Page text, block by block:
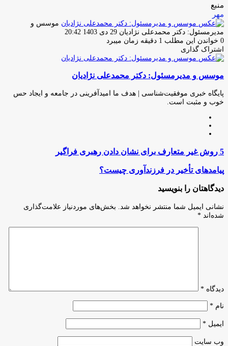
منبع
مهر
موسس و
مدیرمسئول: دکتر محمدعلی نژادیان ارسال
ایمیل
29 دی 1403 20:42
0 خواندن این مطلب 1 دقیقه زمان میبرد
اشتراک گذاری
فیس
توئیتر
لینکدین
واتس
تلگرام
اشتراک
از
ایمیل
چاپ
موسس و مدیرمسئول: دکتر محمدعلی نژادیان
پایگاه خبری موفقیت‌شناسی | هدف ما امیدآفرینی در جامعه و ایجاد حس
خوب و مثبت است.
5
روش
غیر
متعارف
برای
نشان
دادن
رهبری
فراگیر
5 روش غیر متعارف برای نشان دادن رهبری فراگیر
پیامدهای
در
فرزندآوری
چیست؟
پیامدهای تأخیر در فرزندآوری چیست؟
دیدگاهتان را بنویسید
نشانی ایمیل شما منتشر نخواهد شد.
بخش‌های موردنیاز علامت‌گذاری
شده‌اند *
دیدگاه *
نام *
ایمیل *
وب‌ سایت